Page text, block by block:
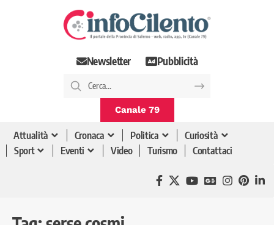
Newsletter Pubblicità
Canale 79
Attualità Cronaca Politica
Curiosità
Sport
Eventi Video Turismo Contattaci